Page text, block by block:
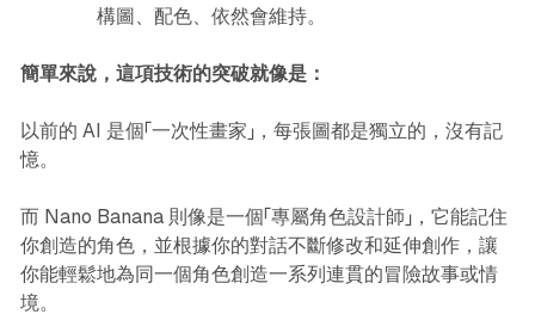
構圖、配色、依然會維持。
簡單來說，這項技術的突破就像是：
以前的 AI 是個「一次性畫家」，每張圖都是獨立的，沒有記
憶。
而 Nano Banana 則像是一個「專屬角色設計師」，它能記住
你創造的角色，並根據你的對話不斷修改和延伸創作，讓
你能輕鬆地為同一個角色創造一系列連貫的冒險故事或情
境。